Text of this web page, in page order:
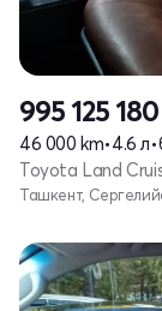
995 125 180
46 000 km•4.6 л•
Toyota Land
Ташкент,